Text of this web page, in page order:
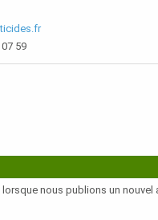
59
nous publions un nouvel